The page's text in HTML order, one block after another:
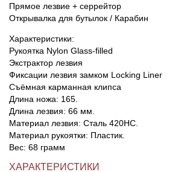
Прямое лезвие + серрейтор
Открывалка для бутылок / Карабин
Характеристики:
Рукоятка Nylon Glass-filled
Экстрактор лезвия
Фиксации лезвия замком Locking Liner
Съёмная карманная клипса
Длина ножа: 165.
Длина лезвия: 66 мм.
Материал лезвия: Сталь 420НС.
Материал рукоятки: Пластик.
Вес: 68 грамм
ХАРАКТЕРИСТИКИ